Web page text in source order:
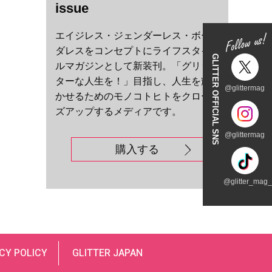
GLITTER OFFICIAL SNS @glittermag
@glittermag
issue
エイジレス・ジェンダーレス・ボー
ダレスをコンセプトにライフスタイ
ルマガジンとして新装刊。「グリッ
ターな人生を！」目指し、人生を輝
かせるためのモノコトヒトをクロー
ズアップするメディアです。
購入する
POLICY GLITTER JAPAN